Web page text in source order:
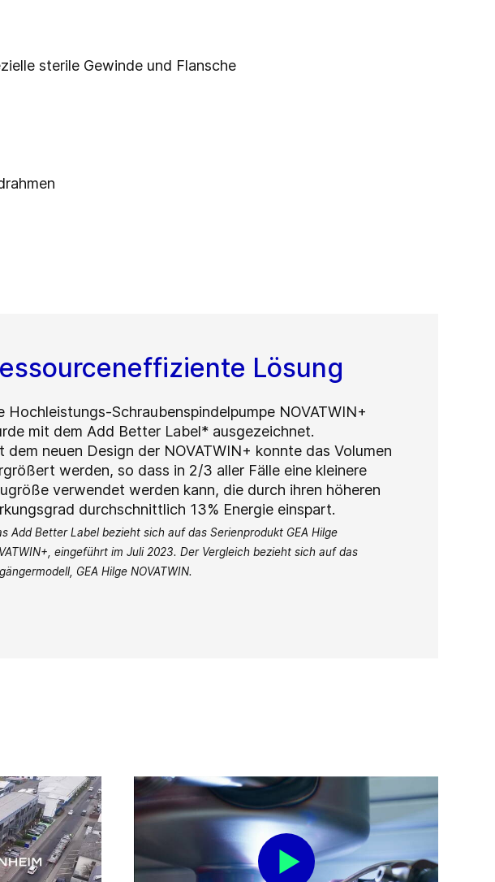
sterile Gewinde und Flansche
Lösung
Hochleistungs-Schraubenspindelpumpe NOVATWIN+
mit dem Add Better Label* ausgezeichnet.
dem neuen Design der NOVATWIN+ konnte das Volumen
werden, so dass in 2/3 aller Fälle eine kleinere
verwendet werden kann, die durch ihren höheren
durchschnittlich 13% Energie einspart.
Add Better Label bezieht sich auf das Serienprodukt GEA Hilge
eingeführt im Juli 2023. Der Vergleich bezieht sich auf das
GEA Hilge NOVATWIN.